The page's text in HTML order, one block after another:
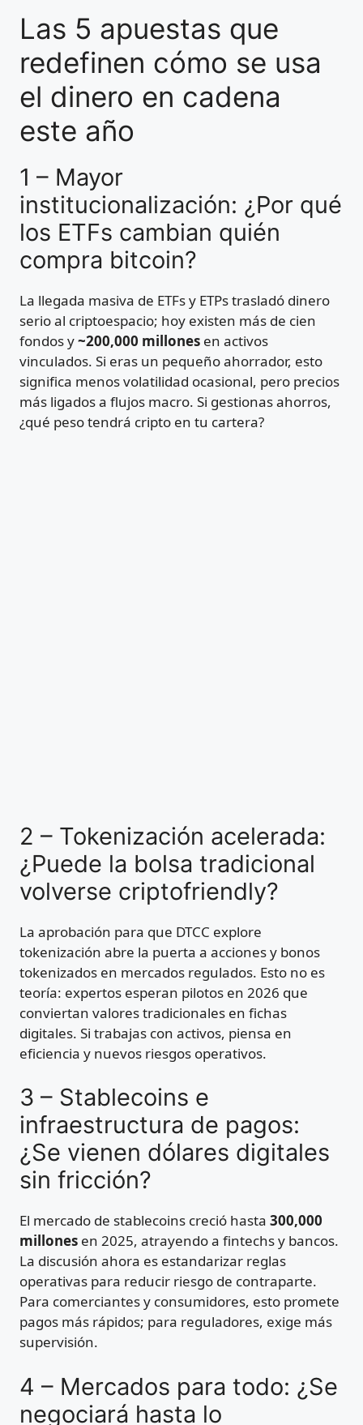
Las 5 apuestas que
redefinen cómo se usa
el dinero en cadena
este año
1 – Mayor
institucionalización: ¿Por qué
los ETFs cambian quién
compra bitcoin?
La llegada masiva de ETFs y ETPs trasladó dinero
serio al criptoespacio; hoy existen más de cien
fondos y~200,000 millones en activos
vinculados. Si eras un pequeño ahorrador, esto
significa menos volatilidad ocasional, pero precios
más ligados a flujos macro. Si gestionas ahorros,
¿qué peso tendrá cripto en tu cartera?
2 – Tokenización acelerada:
¿Puede la bolsa tradicional
volverse criptofriendly?
La aprobación para que DTCC explore
tokenización abre la puerta a acciones y bonos
tokenizados en mercados regulados. Esto no es
teoría: expertos esperan pilotos en 2026 que
conviertan valores tradicionales en fichas
digitales. Si trabajas con activos, piensa en
eficiencia y nuevos riesgos operativos.
3 – Stablecoins e
infraestructura de pagos:
¿Se vienen dólares digitales
sin fricción?
El mercado de stablecoins creció hasta 300,000
millones en 2025, atrayendo a fintechs y bancos.
La discusión ahora es estandarizar reglas
operativas para reducir riesgo de contraparte.
Para comerciantes y consumidores, esto promete
pagos más rápidos; para reguladores, exige más
supervisión.
4 – Mercados para todo: ¿Se
negociará hasta lo